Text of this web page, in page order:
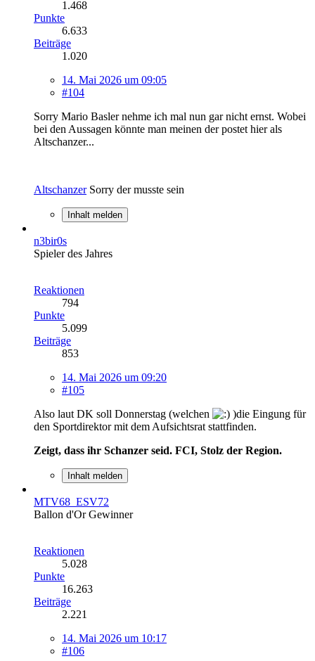
1.468
Punkte
6.633
Beiträge
1.020
14. Mai 2026 um 09:05
#104
Sorry Mario Basler nehme ich mal nun gar nicht ernst. Wobei
bei den Aussagen könnte man meinen der postet hier als
Altschanzer...
AltschanzerSorry der musste sein
Inhalt melden
n3bir0s
Spieler des Jahres
Reaktionen
794
Punkte
5.099
Beiträge
853
14. Mai 2026 um 09:20
#105
Also laut DK soll Donnerstag (welchen
)die Eingung für
den Sportdirektor mit dem Aufsichtsrat stattfinden.
Zeigt, dass ihr Schanzer seid. FCI, Stolz der Region.
Inhalt melden
MTV68_ESV72
Ballon d'Or Gewinner
Reaktionen
5.028
Punkte
16.263
Beiträge
2.221
14. Mai 2026 um 10:17
#106